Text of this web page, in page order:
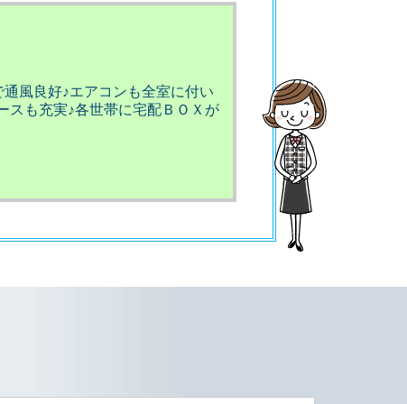
風良好♪エアコンも全室に付い
スも充実♪各世帯に宅配ＢＯＸが